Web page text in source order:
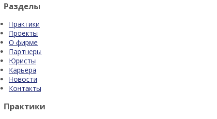
Разделы
Практики
Проекты
О фирме
Партнеры
Юристы
Карьера
Новости
Контакты
Практики